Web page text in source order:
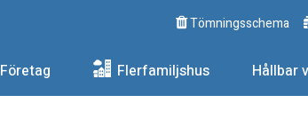
Tömningsschema
Företag Flerfamiljshus Hållbar